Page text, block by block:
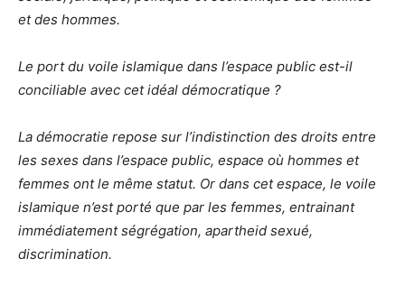
et des hommes.
Le port du voile islamique dans l’espace public est-il
conciliable avec cet idéal démocratique ?
La démocratie repose sur l’indistinction des droits entre
les sexes dans l’espace public, espace où hommes et
femmes ont le même statut. Or dans cet espace, le voile
islamique n’est porté que par les femmes, entrainant
immédiatement ségrégation, apartheid sexué,
discrimination.